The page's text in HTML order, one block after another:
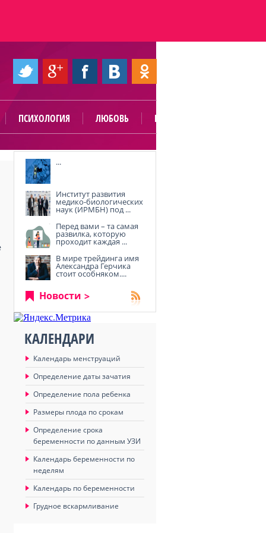
ПСИХОЛОГИЯ ЛЮБОВЬ ПОЛЕЗНО
...
Институт развития
медико-биологических
наук (ИРМБН) под ...
Перед вами – та самая
развилка, которую
проходит каждая ...
В мире трейдинга имя
Александра Герчика
стоит особняком....
Новости
КАЛЕНДАРИ
Календарь менструаций
Определение даты зачатия
Определение пола ребенка
Размеры плода по срокам
Определение срока
беременности по данным УЗИ
Календарь беременности по
неделям
Календарь по беременности
Грудное вскармливание